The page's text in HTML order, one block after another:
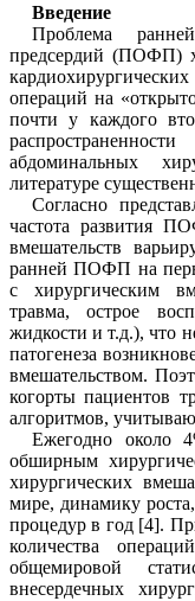
Введение
Проблема
предсердий (ПОФП)
операций на
почти у каждого
абдоминальных
литературе
Согласно
частота развития
вмешательств
ранней ПОФП на
с хирургическим
травма, острое
жидкости и т.д.), что
патогенеза
вмешательством.
когорты пациентов
алгоритмов,
Ежегодно около
обширным
хирургических
мире, динамику
процедур в год [4].
количества
общемировой
внесердечных